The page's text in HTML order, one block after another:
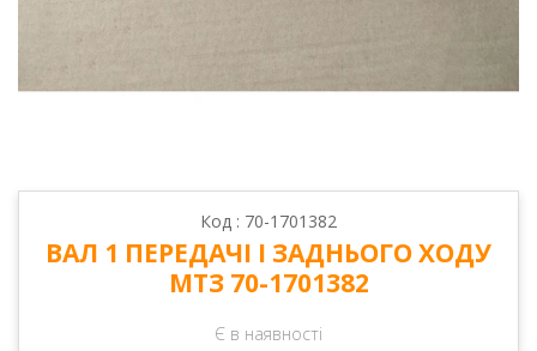
Код : 70-1701382
ВАЛ 1 ПЕРЕДАЧІ І ЗАДНЬОГО ХОДУ
МТЗ 70-1701382
Є в наявності